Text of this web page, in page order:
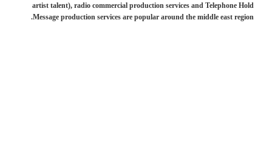
artist talent), radio commercial production services and Telephone Hold
Message production services are popular around the middle east region.